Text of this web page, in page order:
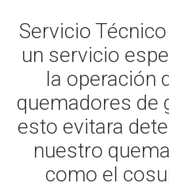
Servicio
un servicio
la operación
quemadores de
esto evitara
nuestro
como el